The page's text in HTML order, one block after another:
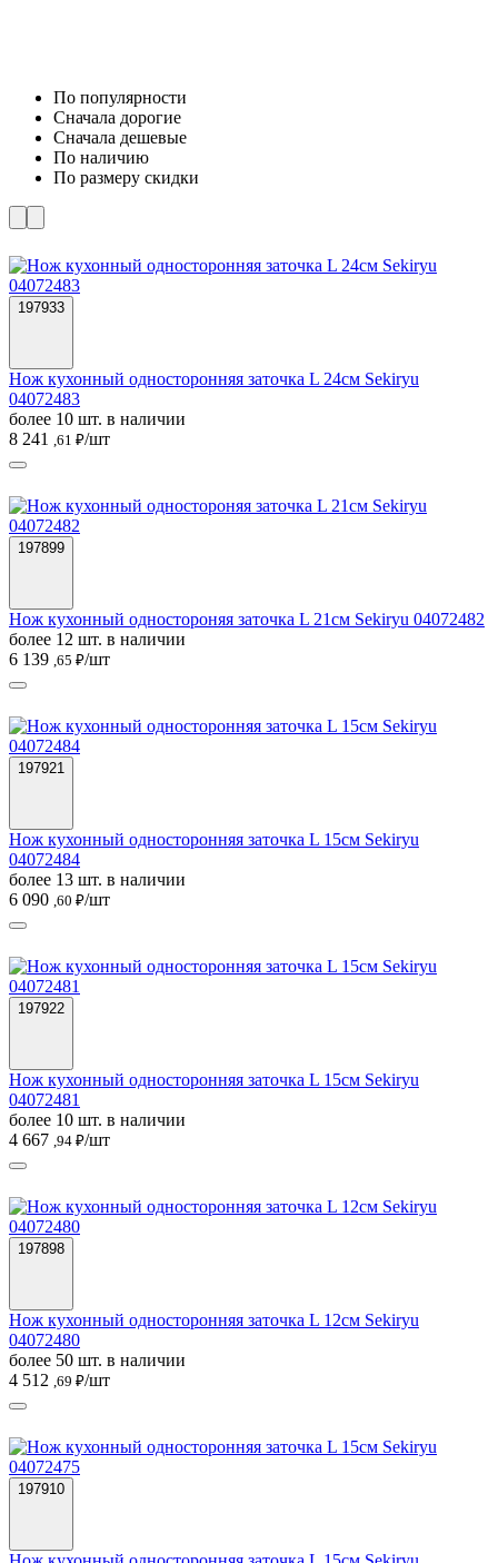
По популярности
Cначала дорогие
Cначала дешевые
По наличию
По размеру скидки
197933
Нож кухонный односторонняя заточка L 24см Sekiryu
04072483
более 10 шт. в наличии
8 241
,61 ₽/шт
197899
Нож кухонный одностороняя заточка L 21см Sekiryu 04072482
более 12 шт. в наличии
6 139 ,65 ₽/шт
197921
Нож кухонный односторонняя заточка L 15см Sekiryu
04072484
более 13 шт. в наличии
6 090 ,60 ₽/шт
197922
Нож кухонный односторонняя заточка L 15см Sekiryu
04072481
более 10 шт. в наличии
4 667 ,94 ₽/шт
197898
Нож кухонный односторонняя заточка L 12см Sekiryu
04072480
более 50 шт. в наличии
4 512 ,69 ₽/шт
197910